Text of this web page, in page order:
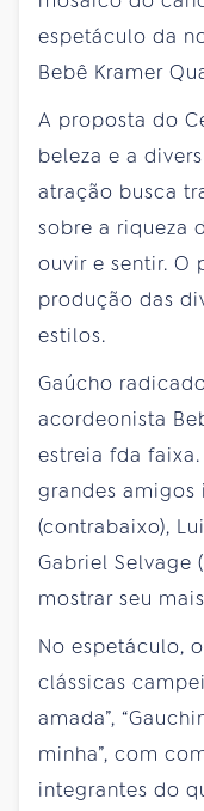
espetáculo da
Bebê Kramer
A proposta do
beleza e a
atração busca
sobre a riqueza
ouvir e sentir. O
produção das
estilos.
Gaúcho
acordeonista
estreia fda
grandes amigos
(contrabaixo),
Gabriel Selvage
mostrar seu
No espetáculo,
clássicas
amada”,
minha”, com
integrantes do